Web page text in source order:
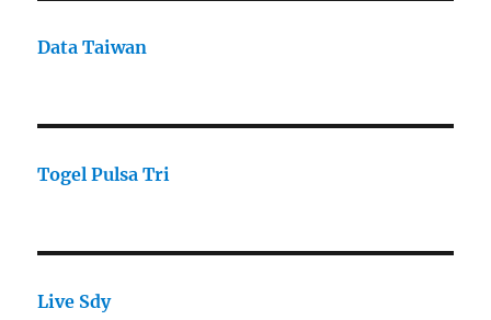
Data Taiwan
Togel Pulsa Tri
Live Sdy